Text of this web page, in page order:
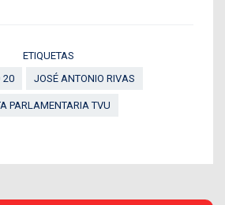
ETIQUETAS
20
JOSÉ ANTONIO RIVAS
PARLAMENTARIA TVU